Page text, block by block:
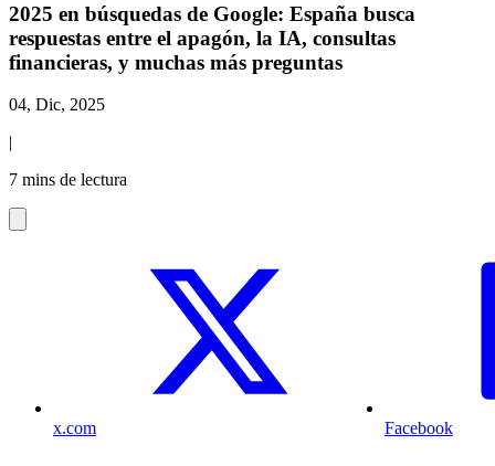
2025 en búsquedas de Google: España busca
respuestas entre el apagón, la IA, consultas
financieras, y muchas más preguntas
04, Dic, 2025
|
7 mins de lectura
x.com Facebook